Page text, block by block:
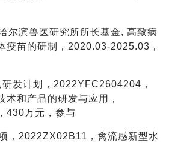
尔滨兽医研究所所长基金, 高致病
疫苗的研制，2020.03-2025.03，
研发计划，2022YFC2604204，
术和产品的研发与应用，
430万元 ，参与
，2022ZX02B11，禽流感新型水